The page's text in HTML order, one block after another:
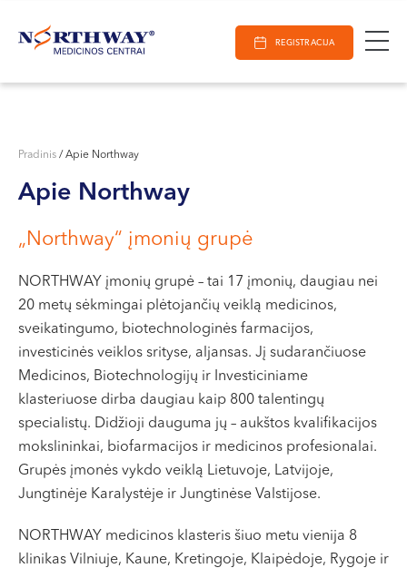
Darbo laikas
I-V 07:30 - 20:30
VII --
Miško g. 25A
Darbo laikas:
I-V 08:00 - 20:00
VI 09:00 - 15:00
Klaipėda
Dragūnų g. 2
Darbo laikas:
Paieška REGISTRACIJA
E-Registracija
Pradinis / Apie Northway
Apie Northway
„Northway“ įmonių grupė
NORTHWAY įmonių grupė – tai 17 įmonių, daugiau nei
20 metų sėkmingai plėtojančių veiklą medicinos,
sveikatingumo, biotechnologinės farmacijos,
investicinės veiklos srityse, aljansas. Jį sudarančiuose
Medicinos, Biotechnologijų ir Investiciniame
klasteriuose dirba daugiau kaip 800 talentingų
specialistų. Didžioji dauguma jų – aukštos kvalifikacijos
mokslininkai, biofarmacijos ir medicinos profesionalai.
Grupės įmonės vykdo veiklą Lietuvoje, Latvijoje,
Jungtinėje Karalystėje ir Jungtinėse Valstijose.
NORTHWAY medicinos klasteris šiuo metu vienija 8
klinikas Vilniuje, Kaune, Kretingoje, Klaipėdoje, Rygoje ir